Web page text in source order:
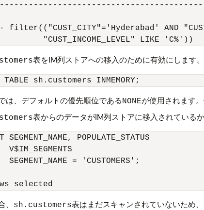
filter(("CUST_CITY"='Hyderabad' AND
表をIM列ストアへの移入のために有効にします。
TABLE sh.customers INMEMORY;
は、デフォルトの優先順位であるNONEが使用されます
表からのデータがIM列ストアに移入されている
SEGMENT_NAME, POPULATE_STATUS
V$IM_SEGMENTS
SEGMENT_NAME = 'CUSTOMERS';
、 sh.customers表はまだスキャンされていないため